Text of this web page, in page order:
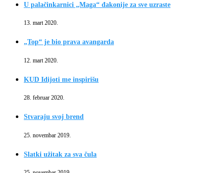
U palačinkarnici „Maga“ đakonije za sve uzraste
13. mart 2020.
„Top“ je bio prava avangarda
12. mart 2020.
KUD Idijoti me inspirišu
28. februar 2020.
Stvaraju svoj brend
25. novembar 2019.
Slatki užitak za sva čula